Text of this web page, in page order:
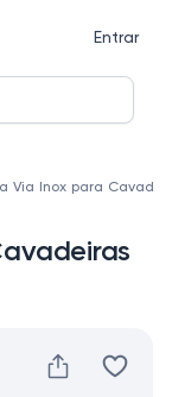
Entrar
Via Inox para